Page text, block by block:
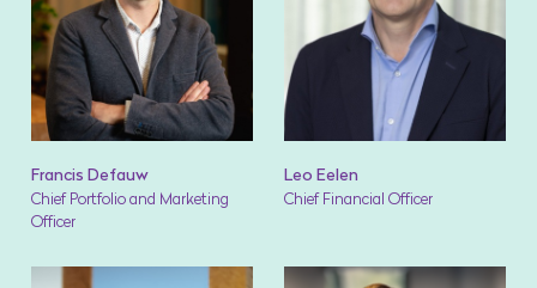
Francis Defauw
Chief Portfolio and Marketing
Officer
Leo Eelen
Chief Financial Officer